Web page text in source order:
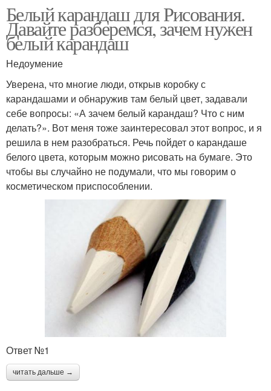
Белый карандаш для Рисования.
Давайте разберемся, зачем нужен
белый карандаш
Недоумение
Уверена, что многие люди, открыв коробку с
карандашами и обнаружив там белый цвет, задавали
себе вопросы: «А зачем белый карандаш? Что с ним
делать?». Вот меня тоже заинтересовал этот вопрос, и я
решила в нем разобраться. Речь пойдет о карандаше
белого цвета, которым можно рисовать на бумаге. Это
чтобы вы случайно не подумали, что мы говорим о
косметическом приспособлении.
Ответ №1
читать дальше →